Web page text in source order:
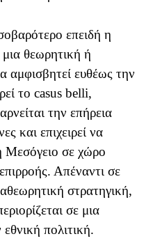
επειδή η
θεωρητική ή
αμφισβητεί ευθέως την
το casus belli,
την επήρεια
και επιχειρεί να
Μεσόγειο σε χώρο
Απέναντι σε
στρατηγική,
σε μια
πολιτική.